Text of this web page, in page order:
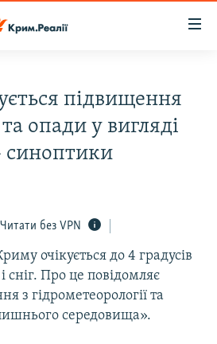
підвищення
опади у вигляді
синоптики
Читати без VPN
очікується до 4 градусів
сніг. Про це повідомляє
з гідрометеорології та
середовища».